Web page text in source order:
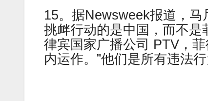
15。据Newsweek报道，
挑衅行动的是中国，而不是
律宾国家广播公司 PTV，
内运作。”他们是所有违法